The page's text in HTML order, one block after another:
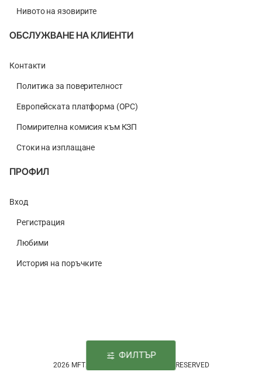
Нивото на язовирите
ОБСЛУЖВАНЕ НА КЛИЕНТИ
Контакти
Политика за поверителност
Европейската платформа (ОРС)
Помирителна комисия към КЗП
Стоки на изплащане
ПРОФИЛ
Вход
Регистрация
Любими
История на поръчките
2026 MFTACKLE.COM © | ALL RIGHTS RESERVED
ФИЛТЪР